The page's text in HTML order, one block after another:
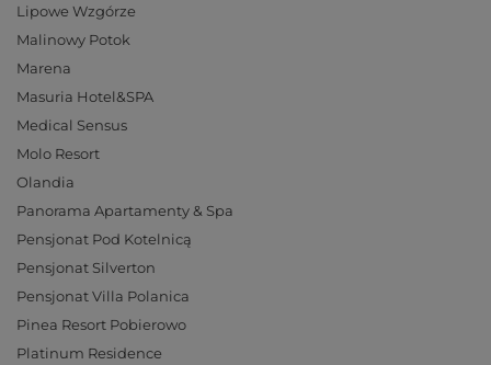
Lipowe Wzgórze
Malinowy Potok
Marena
Masuria Hotel&SPA
Medical Sensus
Molo Resort
Olandia
Panorama Apartamenty & Spa
Pensjonat Pod Kotelnicą
Pensjonat Silverton
Pensjonat Villa Polanica
Pinea Resort Pobierowo
Platinum Residence